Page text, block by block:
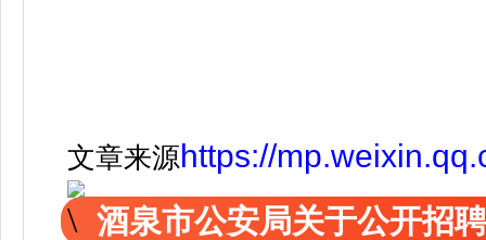
文章来源https://
酒泉市公安局关于公开招